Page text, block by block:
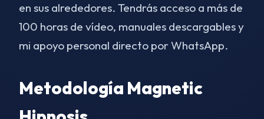
en sus alrededores. Tendrás acceso a más de
100 horas de vídeo, manuales descargables y
mi apoyo personal directo por WhatsApp.
Metodología Magnetic